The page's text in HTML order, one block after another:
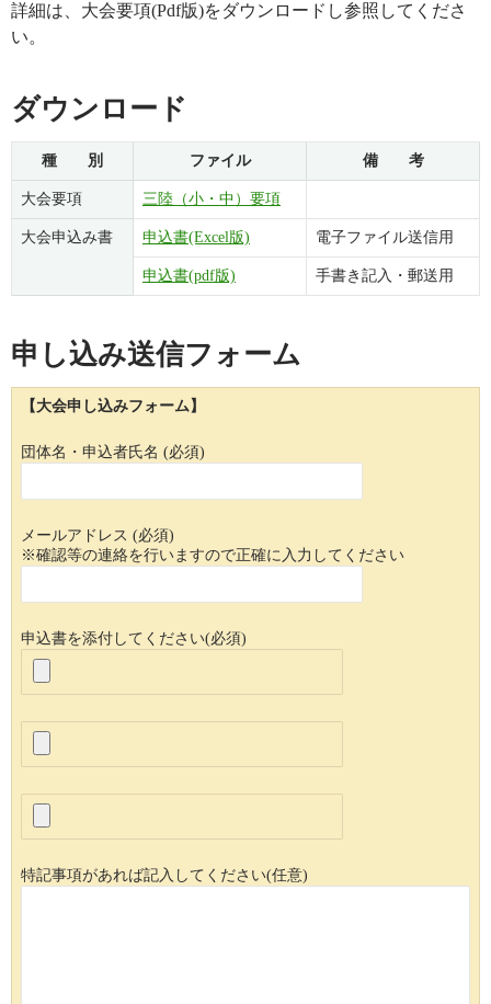
詳細は、大会要項(Pdf版)をダウンロードし参照してくださ
い。
ダウンロード
種 別 ファイル 備 考
大会要項 三陸（小・中）要項
大会申込み書 申込書(Excel版) 電子ファイル送信用
申込書(pdf版) 手書き記入・郵送用
申し込み送信フォーム
【大会申し込みフォーム】
団体名・申込者氏名 (必須)
メールアドレス (必須)
※確認等の連絡を行いますので正確に入力してください
申込書を添付してください(必須)
特記事項があれば記入してください(任意)